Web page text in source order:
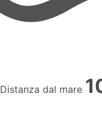
Distanza dal mare